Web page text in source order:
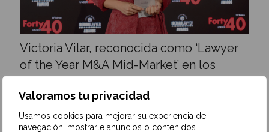
Valoramos tu privacidad
Usamos cookies para mejorar su experiencia de
navegación, mostrarle anuncios o contenidos
Victoria Vilar, reconocida como ‘Lawyer
of the Year M&A Mid-Market’ en los
Lawyer
26 de septiembre de 2025